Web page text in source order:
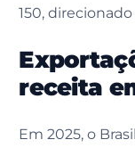
150,
receita
Em 2025, o